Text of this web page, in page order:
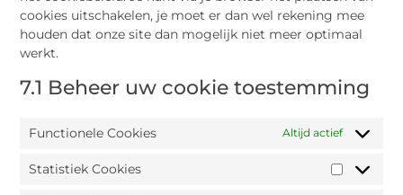
cookies uitschakelen, je moet er dan wel rekening mee
houden dat onze site dan mogelijk niet meer optimaal
werkt.
7.1 Beheer uw cookie toestemming
Functionele Cookies Altijd actief
Statistiek Cookies